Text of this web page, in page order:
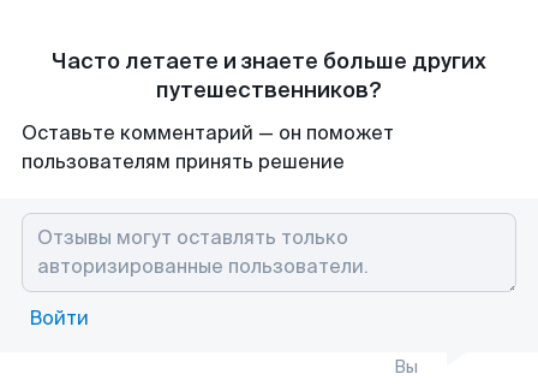
Часто летаете и знаете больше других
путешественников?
Оставьте комментарий — он поможет
пользователям принять решение
Войти
Вы